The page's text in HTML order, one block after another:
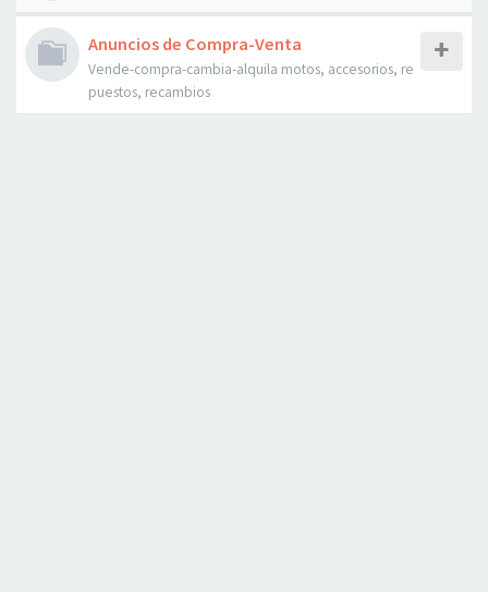
Anuncios de Compra-Venta
Vende-compra-cambia-alquila motos, accesorios, re
puestos, recambios